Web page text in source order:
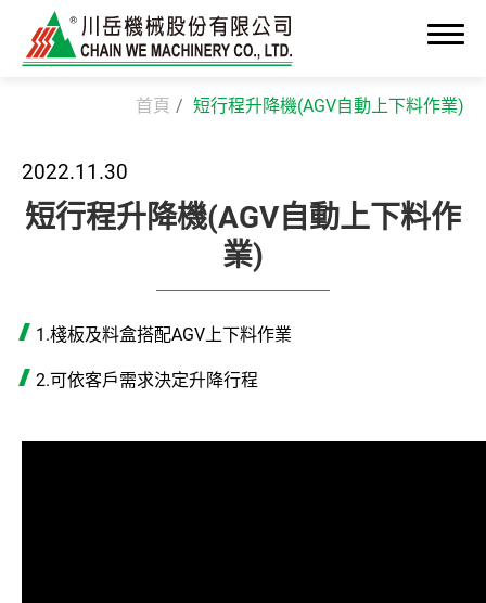
首頁 短行程升降機(AGV自動上下料作業)
2022.11.30
短行程升降機(AGV自動上下料作
業)
1.棧板及料盒搭配AGV上下料作業
2.可依客戶需求決定升降行程
關於我們
最新消息
產業解決方案